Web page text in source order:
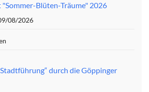
Blüten-Träume" 2026
08/2026
durch die Göppinger